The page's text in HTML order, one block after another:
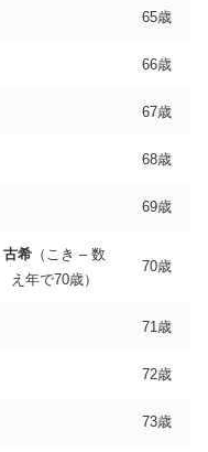
65歳
66歳
67歳
68歳
69歳
古希（こき – 数
え年で70歳）
70歳
71歳
72歳
73歳